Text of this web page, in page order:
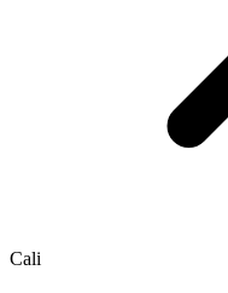
Cali